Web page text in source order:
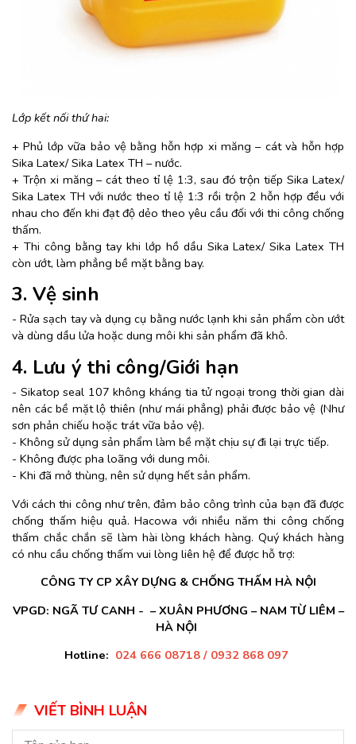
Lớp kết nối thứ hai:
+ Phủ lớp vữa bảo vệ bằng hỗn hợp xi măng – cát và hỗn hợp
Sika Latex/ Sika Latex TH – nước.
+ Trộn xi măng – cát theo tỉ lệ 1:3, sau đó trộn tiếp Sika Latex/
Sika Latex TH với nước theo tỉ lệ 1:3 rồi trộn 2 hỗn hợp đều với
nhau cho đến khi đạt độ dẻo theo yêu cầu đối với thi công chống
thấm.
+ Thi công bằng tay khi lớp hồ dầu Sika Latex/ Sika Latex TH
còn ướt, làm phẳng bề mặt bằng bay.
3. Vệ sinh
- Rửasạch tay và dụng cụ bằng nước lạnh khi sản phẩm còn ướt
và dùng dầu lửa hoặc dung môi khi sản phẩm đã khô.
4. Lưu ý thi công/Giới hạn
- Sikatop seal 107 không kháng tia tử ngoại trong thời gian dài
nên các bề mặt lộ thiên (như mái phẳng) phải được bảo vệ (Như
sơn phản chiếu hoặc trát vữa bảo vệ).
- Không sử dụng sản phẩm làm bề mặt chịu sự đi lại trực tiếp.
- Không được pha loãng với dung môi.
- Khi đã mở thùng, nên sử dụng hết sản phẩm.
Với cách thi công như trên, đảm bảo công trình của bạn đã được
chống thấm hiệu quả. Hacowa với nhiều năm thi công chống
thấm chắc chắn sẽ làm hài lòng khách hàng. Quý khách hàng
có nhu cầu chống thấm vui lòng liên hệ để được hỗ trợ:
CÔNG TY CP XÂY DỰNG & CHỐNG THẤM HÀ NỘI
VPGD: NGÃ TƯ CANH - – XUÂN PHƯƠNG – NAM TỪ LIÊM –
HÀ NỘI
Hotline: 024 666 08718 / 0932 868 097
VIẾT BÌNH LUẬN